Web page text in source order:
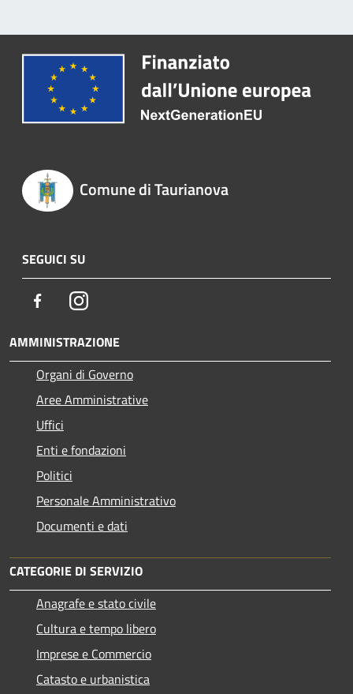
Comune di Taurianova
SEGUICI SU
FacebookInstagram
AMMINISTRAZIONE
Organi di Governo
Aree Amministrative
Uffici
Enti e fondazioni
Politici
Personale Amministrativo
Documenti e dati
CATEGORIE DI SERVIZIO
Anagrafe e stato civile
Cultura e tempo libero
Imprese e Commercio
Catasto e urbanistica